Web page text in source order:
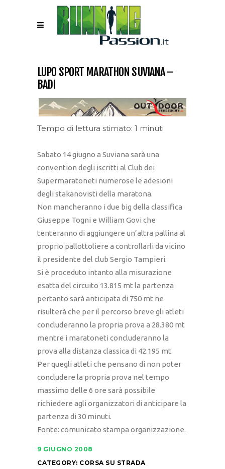
LUPO SPORT MARATHON SUVIANA –
BADI
Tempo di lettura stimato: 1 minuti
Sabato 14 giugno a Suviana sarà una
convention degli iscritti al Club dei
Supermaratoneti numerose le adesioni
degli stakanovisti della maratona.
Non mancheranno i due big della classifica
Giuseppe Togni e William Govi che
tenteranno di aggiungere un’altra pallina al
proprio pallottoliere a controllarli da vicino
il presidente del club Sergio Tampieri.
Si è proceduto intanto alla misurazione
esatta del circuito 13.815 mt la partenza
pertanto sarà anticipata di 750 mt ne
risulterà che per il percorso breve gli atleti
concluderanno la propria prova a 28.380 mt
mentre i maratoneti concluderanno la
prova alla distanza classica di 42.195 mt.
Per quegli atleti che pensano di non poter
concludere la propria prova nel tempo
massimo delle 6 ore sarà possibile
richiedere agli organizzatori di anticipare la
partenza di 30 minuti.
Fonte: comunicato stampa organizzazione.
9 GIUGNO 2008
CATEGORY: CORSA SU STRADA